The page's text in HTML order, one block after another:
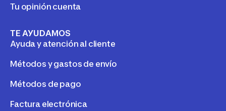
Tu opinión cuenta
TE AYUDAMOS
Ayuda y atención al cliente
Métodos y gastos de envío
Métodos de pago
Factura electrónica